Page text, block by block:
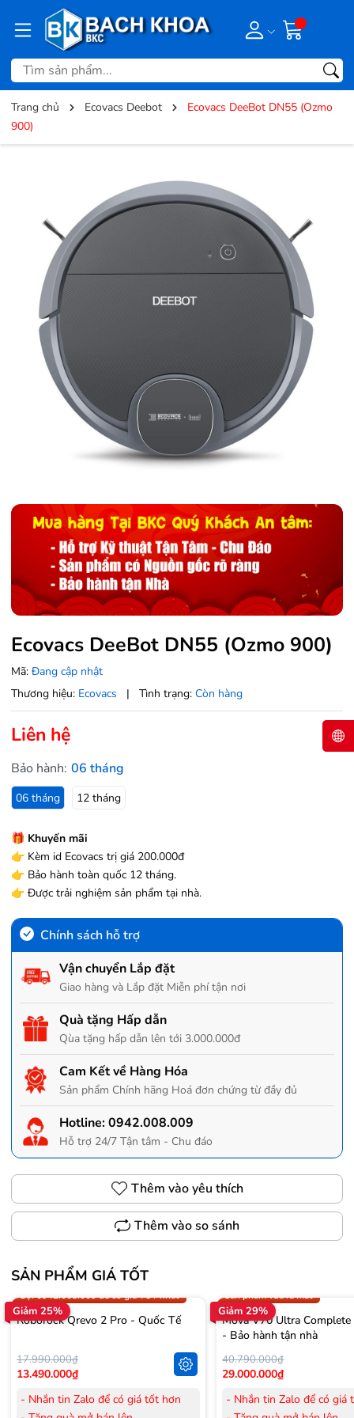
Trang chủ Ecovacs Deebot
Ecovacs DeeBot DN55 (Ozmo
900)
Ecovacs DeeBot DN55 (Ozmo 900)
Mã: Đang cập nhật
Thương hiệu: Ecovacs | Tình trạng: Còn hàng
Liên hệ
Bảo hành: 06 tháng
06 tháng 12 tháng
🎁 Khuyến mãi
👉 Kèm id Ecovacs trị giá 200.000đ
👉 Bảo hành toàn quốc 12 tháng.
👉 Được trải nghiệm sản phẩm tại nhà.
Chính sách hỗ trợ
Vận chuyển Lắp đặt
Giao hàng và Lắp đặt Miễn phí tận nơi
Quà tặng Hấp dẫn
Qùa tặng hấp dẫn lên tới 3.000.000đ
Cam Kết về Hàng Hóa
Sản phẩm Chính hãng Hoá đơn chứng từ đầy đủ
Hotline:0942.008.009
Hỗ trợ 24/7 Tận tâm - Chu đáo
Thêm vào yêu thích
Thêm vào so sánh
SẢN PHẨM GIÁ TỐT
Giảm 25%
Trợ giá 300.000đ
Gọi 0942.008.009 để có giá TỐT nhất
Roborock Qrevo 2 Pro - Quốc Tế
17.990.000₫
13.490.000₫
- Nhắn tin Zalo để có giá tốt hơn
Giảm 29%
Sản phẩm vừa ra mắt
Mova V70 Ultra
- Bảo hành tận nhà
40.790.000₫
29.000.000₫
- Nhắn tin Zalo để có giá